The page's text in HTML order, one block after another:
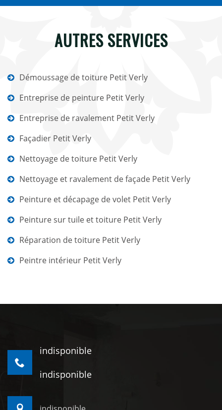
AUTRES SERVICES
Démoussage de toiture Petit Verly
Entreprise de peinture Petit Verly
Entreprise de ravalement Petit Verly
Façadier Petit Verly
Nettoyage de toiture Petit Verly
Nettoyage et ravalement de façade Petit Verly
Peinture et décapage de volet Petit Verly
Peinture sur tuile et toiture Petit Verly
Réparation de toiture Petit Verly
Peintre intérieur Petit Verly
indisponible
indisponible